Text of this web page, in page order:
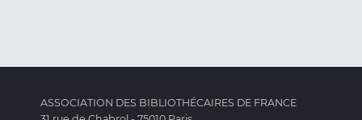
ASSOCIATION DES BIBLIOTHÉCAIRES DE FRANCE